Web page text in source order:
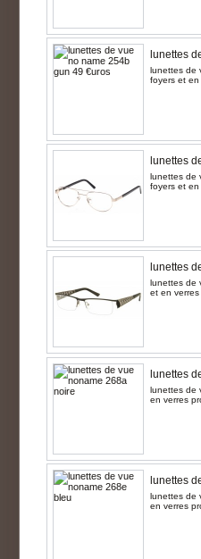
lunettes
lunettes de
foyers et en
lunettes
lunettes de
foyers et en
lunettes
lunettes de
et en verres
lunettes
lunettes de
en verres
lunettes
lunettes de
en verres